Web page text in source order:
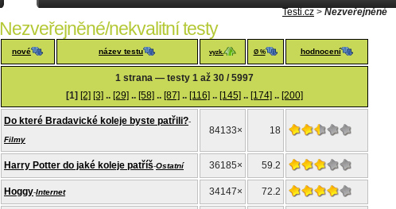
Testi.cz > Nezveřejněné
Nezveřejněné/nekvalitní testy
nové název testu vyzk. Ø % hodnocení
1 strana — testy 1 až 30 / 5997
[1] [2] [3] .. [29] .. [58] .. [87] .. [116] .. [145] .. [174] .. [200]
Do které Bradavické koleje byste patřili?-
Filmy
84133× 18
Harry Potter do jaké koleje patříš-Ostatní 36185× 59.2
Hoggy-Internet 34147× 72.2